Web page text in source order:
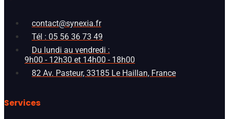
contact@synexia.fr
Tél : 05 56 36 73 49
Du lundi au vendredi :
9h00 - 12h30 et 14h00 - 18h00
82 Av. Pasteur, 33185 Le Haillan, France
Services